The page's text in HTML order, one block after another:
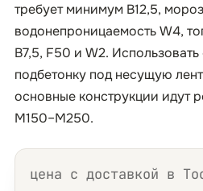
требует минимум B12,5,
водонепроницаемость W4,
B7,5, F50 и W2.
подбетонку под несущую
основные конструкции идут
М150–М250.
цена с доставкой в